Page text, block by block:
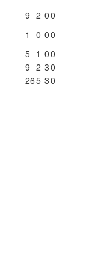
9 2 00
1 0 00
5 1 00
9 2 30
265 30